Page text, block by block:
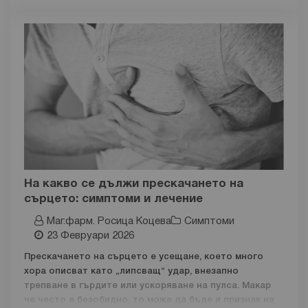
тонзилит се характеризира с повтарящи се
възпаления и може да изисква специализирана грижа
и продължителна терапия.
Разбирането на причините, симптомите и
възможностите за лечение на тонзилита е ключово
за бързото възстановяване и предотвратяване на
усложнения, особено при хора, склонни към инфекции
Какво е тонзилит?
засягащо сливиците
роля на имунната система, като помагат за защита
срещу инфекции.
време на сън, като филтрират микроорганизмите, но
при наличието на инфекция този процес води до
дискомфорт и възпаление.
На какво се дължи прескачането на
сърцето: симптоми и лечение
Маг.фарм. Росица Коцева
Симптоми
23 Февруари 2026
Прескачането на сърцето е усещане, което много
хора описват като „липсващ“ удар, внезапно
трепване в гърдите или ускоряване на пулса. Макар
че често е безобидно, то може да бъде и признак на